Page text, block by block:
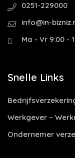
0251-229000
info@in-
Ma - Vr 9:00 -
Snelle Links
Werkgever –
Ondernemer